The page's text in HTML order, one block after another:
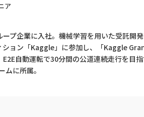
ア
プ企業に入社。機械学習を用いた受託開
ション「Kaggle」に参加し、「Kaggle
E2E自動運転で30分間の公道連続走行を目
に所属。